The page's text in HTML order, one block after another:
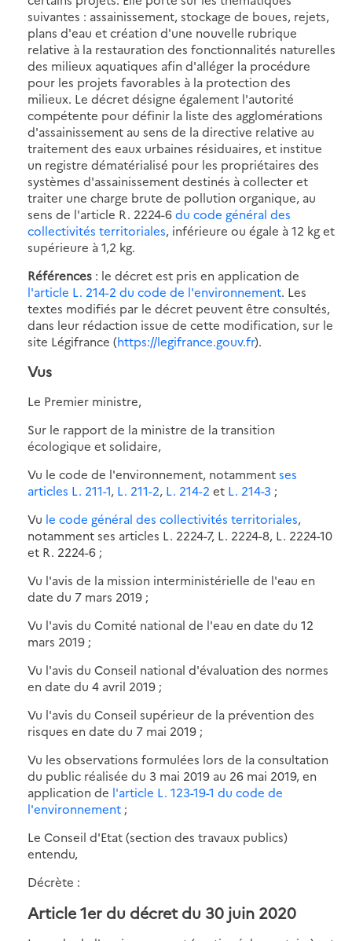
suivantes : assainissement, stockage de boues, rejets,
plans d'eau et création d'une nouvelle rubrique
relative à la restauration des fonctionnalités naturelles
des milieux aquatiques afin d'alléger la procédure
pour les projets favorables à la protection des
milieux. Le décret désigne également l'autorité
compétente pour définir la liste des agglomérations
d'assainissement au sens de la directive relative au
traitement des eaux urbaines résiduaires, et institue
un registre dématérialisé pour les propriétaires des
systèmes d'assainissement destinés à collecter et
traiter une charge brute de pollution organique, au
sens de l'article R. 2224-6du code général des
collectivités territoriales, inférieure ou égale à 12 kg et
supérieure à 1,2 kg.
Références : le décret est pris en application de
l'article L. 214-2 du code de l'environnement. Les
textes modifiés par le décret peuvent être consultés,
dans leur rédaction issue de cette modification, sur le
site Légifrance (https://legifrance.gouv.fr).
Vus
Le Premier ministre,
Sur le rapport de la ministre de la transition
écologique et solidaire,
Vu le code de l'environnement, notammentses
articles L. 211-1, L. 211-2, L. 214-2 et L. 214-3 ;
Vu le code général des collectivités territoriales,
notamment ses articles L. 2224-7, L. 2224-8, L. 2224-10
et R. 2224-6 ;
Vu l'avis de la mission interministérielle de l'eau en
date du 7 mars 2019 ;
Vu l'avis du Comité national de l'eau en date du 12
mars 2019 ;
Vu l'avis du Conseil national d'évaluation des normes
en date du 4 avril 2019 ;
Vu l'avis du Conseil supérieur de la prévention des
risques en date du 7 mai 2019 ;
Vu les observations formulées lors de la consultation
du public réalisée du 3 mai 2019 au 26 mai 2019, en
application de l'article L. 123-19-1 du code de
l'environnement ;
Le Conseil d'Etat (section des travaux publics)
entendu,
Décrète :
Article 1er du décret du 30 juin 2020